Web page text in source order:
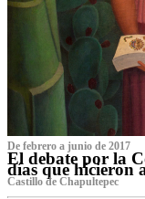
De febrero a junio de 2017
El debate por la
días que hicieron
Castillo de Chapultepec